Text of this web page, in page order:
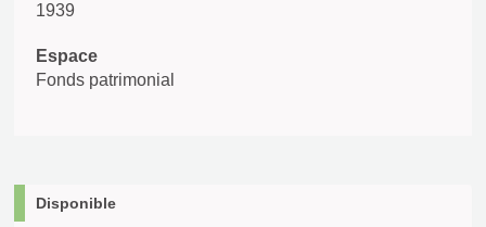
1939
Espace
Fonds patrimonial
Disponible